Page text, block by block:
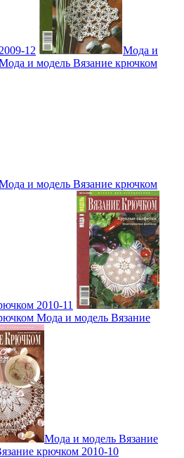
12
Мода и
и модель Вязание крючком
и модель Вязание крючком
2010-11
Мода и модель Вязание
Мода и модель Вязание
крючком 2010-10